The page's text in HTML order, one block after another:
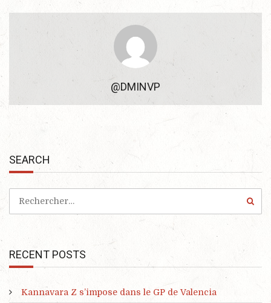
@DMINVP
SEARCH
RECENT POSTS
Kannavara Z s’impose dans le GP de Valencia